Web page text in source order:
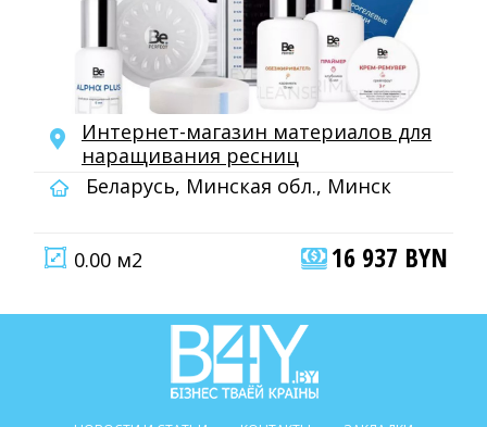
Интернет-магазин материалов для
наращивания ресниц
Беларусь, Минская обл., Минск
0.00 м2 16 937 BYN